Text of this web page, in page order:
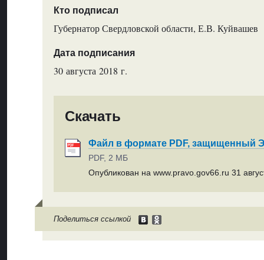
Кто подписал
Губернатор Свердловской области, Е.В. Куйвашев
Дата подписания
30 августа 2018 г.
Скачать
Файл в формате PDF, защищенный
PDF, 2 МБ
Опубликован на www.pravo.gov66.ru 31
Поделиться ссылкой